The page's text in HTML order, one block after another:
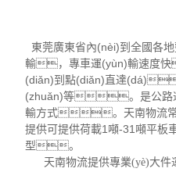
東莞廣東省內(nèi)到全國各
輸，專車運(yùn)輸速度
(diǎn)到點(diǎn)直達
(zhuǎn)等。是公路
輸方式。天南物流常
提供可提供荷載1噸-31噸平板
型。
天南物流提供專業(yè)大件